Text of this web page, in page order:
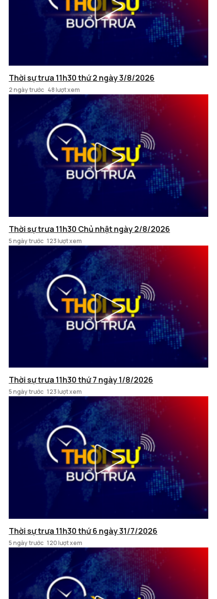
Thời sự trưa 11h30 thứ 2 ngày 3/8/2026
2 ngày trước 48 lượt xem
Thời sự trưa 11h30 Chủ nhật ngày 2/8/2026
5 ngày trước 123 lượt xem
Thời sự trưa 11h30 thứ 7 ngày 1/8/2026
5 ngày trước 123 lượt xem
Thời sự trưa 11h30 thứ 6 ngày 31/7/2026
5 ngày trước 120 lượt xem